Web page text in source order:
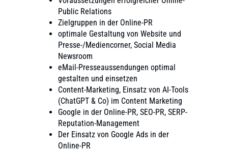
Public Relations
Zielgruppen in der Online-PR
optimale Gestaltung von Website und
Presse-/Mediencorner, Social Media
Newsroom
eMail-Presseaussendungen optimal
gestalten und einsetzen
Content-Marketing, Einsatz von AI-Tools
(ChatGPT & Co) im Content Marketing
Google in der Online-PR, SEO-PR, SERP-
Reputation-Management
Der Einsatz von Google Ads in der
Online-PR